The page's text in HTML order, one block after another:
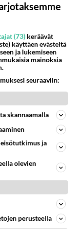
rikokseen? -
asiasta.
aikana.
34 303
Vastattu 21pv
sunnuntaisinkin
(73) keräävät
käyttäen evästeitä
ja lukemiseen
mainoksia
seuraaviin:
skannaamalla
ja
olevien
perusteella